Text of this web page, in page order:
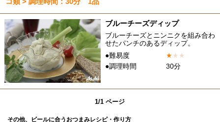
ブルーチーズディップ
ブルーチーズとニンニクを組み合わ
せたパンチのあるディップ。
●難易度
★★ ★
●調理時間
30分
1/1 ページ
その他、ビールに合うおつまみレシピ・作り方